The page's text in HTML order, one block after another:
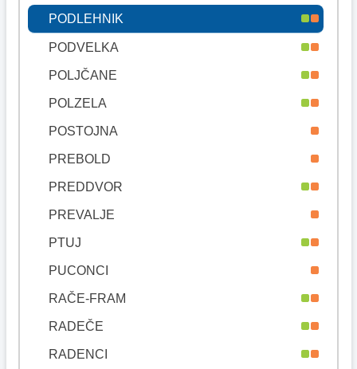
PODLEHNIK
PODVELKA
POLJČANE
POLZELA
POSTOJNA
PREBOLD
PREDDVOR
PREVALJE
PTUJ
PUCONCI
RAČE-FRAM
RADEČE
RADENCI